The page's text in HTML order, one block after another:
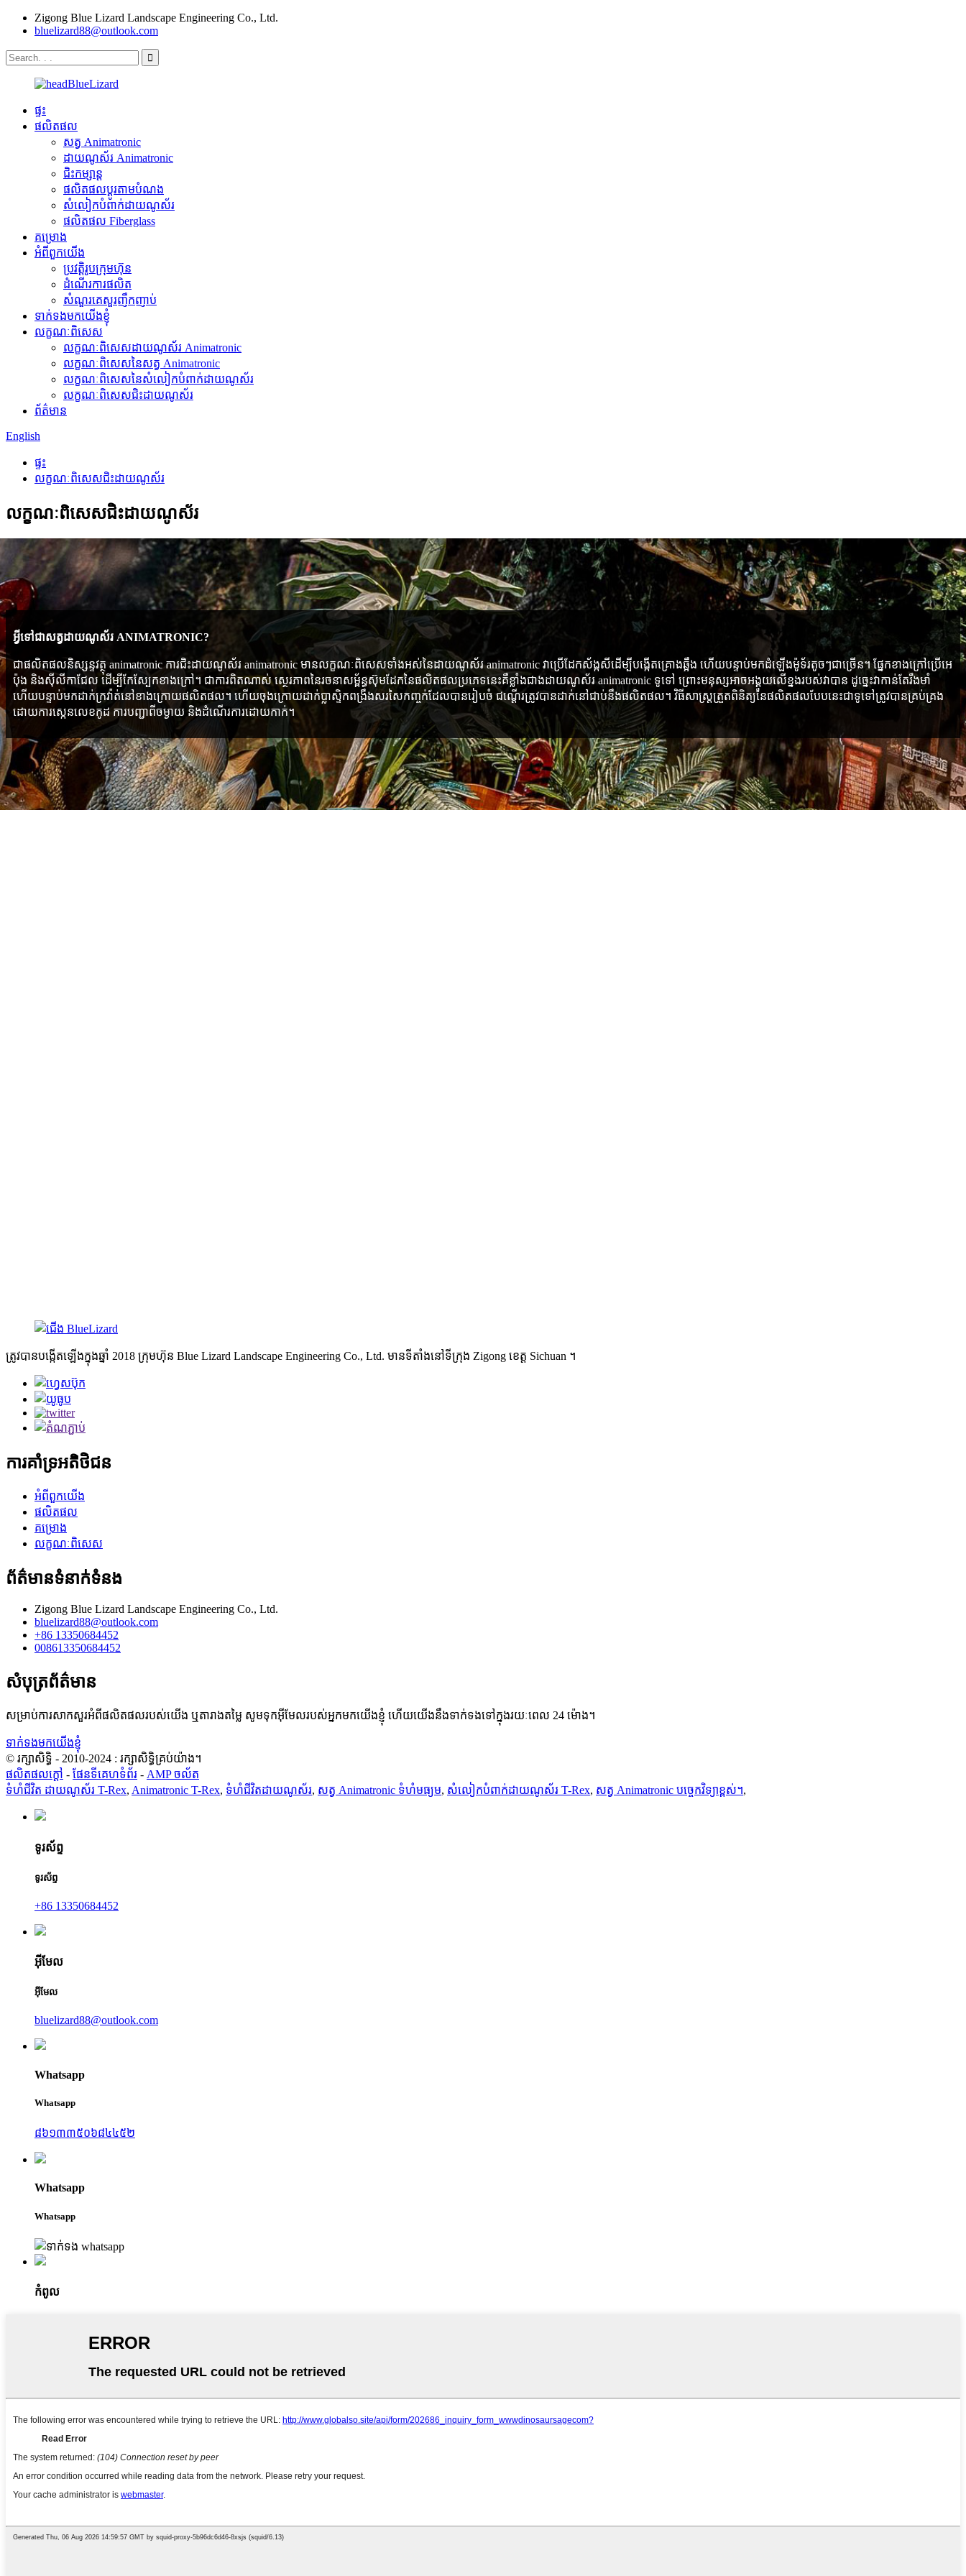
Zigong Blue Lizard Landscape Engineering Co., Ltd.
bluelizard88@outlook.com
ផ្ទះ
ផលិតផល
សត្វ Animatronic
ដាយណូស័រ Animatronic
ជិះកម្សាន្ត
ផលិតផលប្ដូរតាមបំណង
សំលៀកបំពាក់ដាយណូស័រ
ផលិតផល Fiberglass
គម្រោង
អំពីពួកយើង
ប្រវត្តិរូបក្រុមហ៊ុន
ដំណើរការផលិត
សំណួរគេសួរញឹកញាប់
ទាក់ទងមកយើងខ្ញុំ
លក្ខណៈពិសេស
លក្ខណៈពិសេសដាយណូស័រ Animatronic
លក្ខណៈពិសេសនៃសត្វ Animatronic
លក្ខណៈពិសេសនៃសំលៀកបំពាក់ដាយណូស័រ
លក្ខណៈពិសេសជិះដាយណូស័រ
ព័ត៌មាន
English
ផ្ទះ
លក្ខណៈពិសេសជិះដាយណូស័រ
លក្ខណៈពិសេសជិះដាយណូស័រ
អ្វី​ទៅ​ជា​សត្វ​ដាយ​ណូ​ស័​រ ANIMATRONIC?
ជាផលិតផលនិស្សន្ទវត្ថុ animatronic ការជិះដាយណូស័រ animatronic មានលក្ខណៈពិសេសទាំងអស់នៃដាយណូស័រ animatronic វាប្រើដែកស័ង្កសីដើម្បីបង្កើតគ្រោងឆ្អឹង ហើយបន្ទាប់មកដំឡើងម៉ូទ័រតូចៗជាច្រើន។ ផ្នែក​ខាង​ក្រៅ​ប្រើ​អេ
ប៉ុង និង​ស៊ីលីកា​ជែល ដើម្បី​កែ​ស្បែក​ខាង​ក្រៅ។ ជាការពិតណាស់ ស្ថេរភាពនៃរចនាសម្ព័ន្ធស៊ុមដែកនៃផលិតផលប្រភេទនេះគឺខ្លាំងជាងដាយណូស័រ animatronic ទូទៅ ព្រោះមនុស្សអាចអង្គុយលើខ្នងរបស់វាបាន ដូច្នេះវាកាន់តែរឹងមាំ
ហើយបន្ទាប់មកដាក់ក្រវ៉ាត់នៅខាងក្រោយផលិតផល។ ហើយចុងក្រោយដាក់ប្លាស្ទិកពង្រឹងសរសៃកញ្ចក់ដែលបានរៀបចំ ជណ្ដើរត្រូវបានដាក់នៅជាប់នឹងផលិតផល។ វិធីសាស្រ្តត្រួតពិនិត្យនៃផលិតផលបែបនេះជាទូទៅត្រូវបានគ្រប់គ្រង
ដោយការស្កេនលេខកូដ ការបញ្ជាពីចម្ងាយ និងដំណើរការដោយកាក់។
ត្រូវបានបង្កើតឡើងក្នុងឆ្នាំ 2018 ក្រុមហ៊ុន Blue Lizard Landscape Engineering Co., Ltd. មានទីតាំងនៅទីក្រុង Zigong ខេត្ត Sichuan ។
ការគាំទ្រអតិថិជន
អំពីពួកយើង
ផលិតផល
គម្រោង
លក្ខណៈពិសេស
ព័ត៌មានទំនាក់ទំនង
Zigong Blue Lizard Landscape Engineering Co., Ltd.
bluelizard88@outlook.com
+86 13350684452
008613350684452
សំបុត្រព័ត៌មាន
សម្រាប់ការសាកសួរអំពីផលិតផលរបស់យើង ឬតារាងតម្លៃ សូមទុកអ៊ីមែលរបស់អ្នកមកយើងខ្ញុំ ហើយយើងនឹងទាក់ទងទៅក្នុងរយៈពេល 24 ម៉ោង។
ទាក់ទងមកយើងខ្ញុំ
© រក្សាសិទ្ធិ - 2010-2024 : រក្សាសិទ្ធិគ្រប់យ៉ាង។
ផលិតផលក្តៅ - ផែនទីគេហទំព័រ - AMP ចល័ត
ទំហំជីវិត ដាយណូស័រ T-Rex, Animatronic T-Rex, ទំហំជីវិតដាយណូស័រ, សត្វ Animatronic ទំហំមធ្យម, សំលៀកបំពាក់ដាយណូស័រ T-Rex, សត្វ Animatronic បច្ចេកវិទ្យាខ្ពស់។,
ទូរស័ព្ទ
ទូរស័ព្ទ
+86 13350684452
អ៊ីមែល
អ៊ីមែល
bluelizard88@outlook.com
Whatsapp
Whatsapp
៨៦១៣៣៥០៦៨៤៤៥២
Whatsapp
Whatsapp
កំពូល